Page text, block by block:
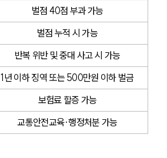
벌점 40점 부과 가능
벌점 누적 시 가능
반복 위반 및 중대 사고 시 가능
1년 이하 징역 또는 500만원 이하 벌금
보험료 할증 가능
교통안전교육·행정처분 가능